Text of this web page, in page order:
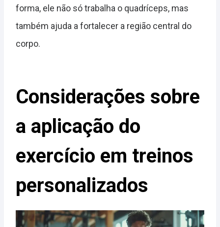
forma, ele não só trabalha o quadríceps, mas
também ajuda a fortalecer a região central do
corpo.
Considerações sobre
a aplicação do
exercício em treinos
personalizados